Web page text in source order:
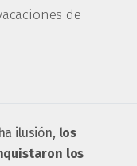
de
ilusión, los
los